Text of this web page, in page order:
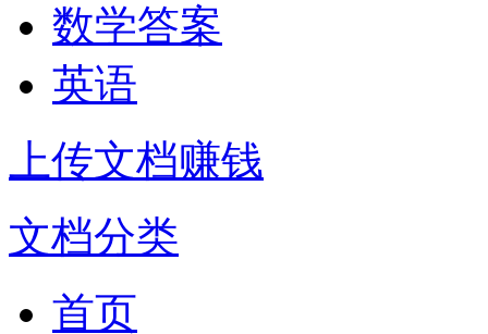
数学答案
英语
上传文档赚钱
文档分类
首页